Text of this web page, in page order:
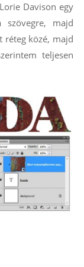
Davison egy
majd
réteg közé, majd
teljesen